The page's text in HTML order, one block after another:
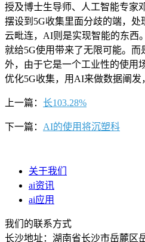
授及博士生导师、人工智能专家
摆设到5G收集里面分歧的端，处
云毗连，AI则是实现智能的东西
就给5G使用带来了无限可能。而
外，由于它是一个工业性的使用
优化5G收集，用AI来做数据阐发
上一篇： 长103.28%
下一篇： AI的使用将沉塑科
关于我们
ai资讯
ai应用
我们的联系方式
长沙地址：湖南省长沙市岳麓区